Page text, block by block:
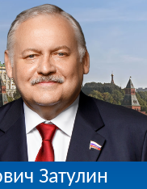
Затулин